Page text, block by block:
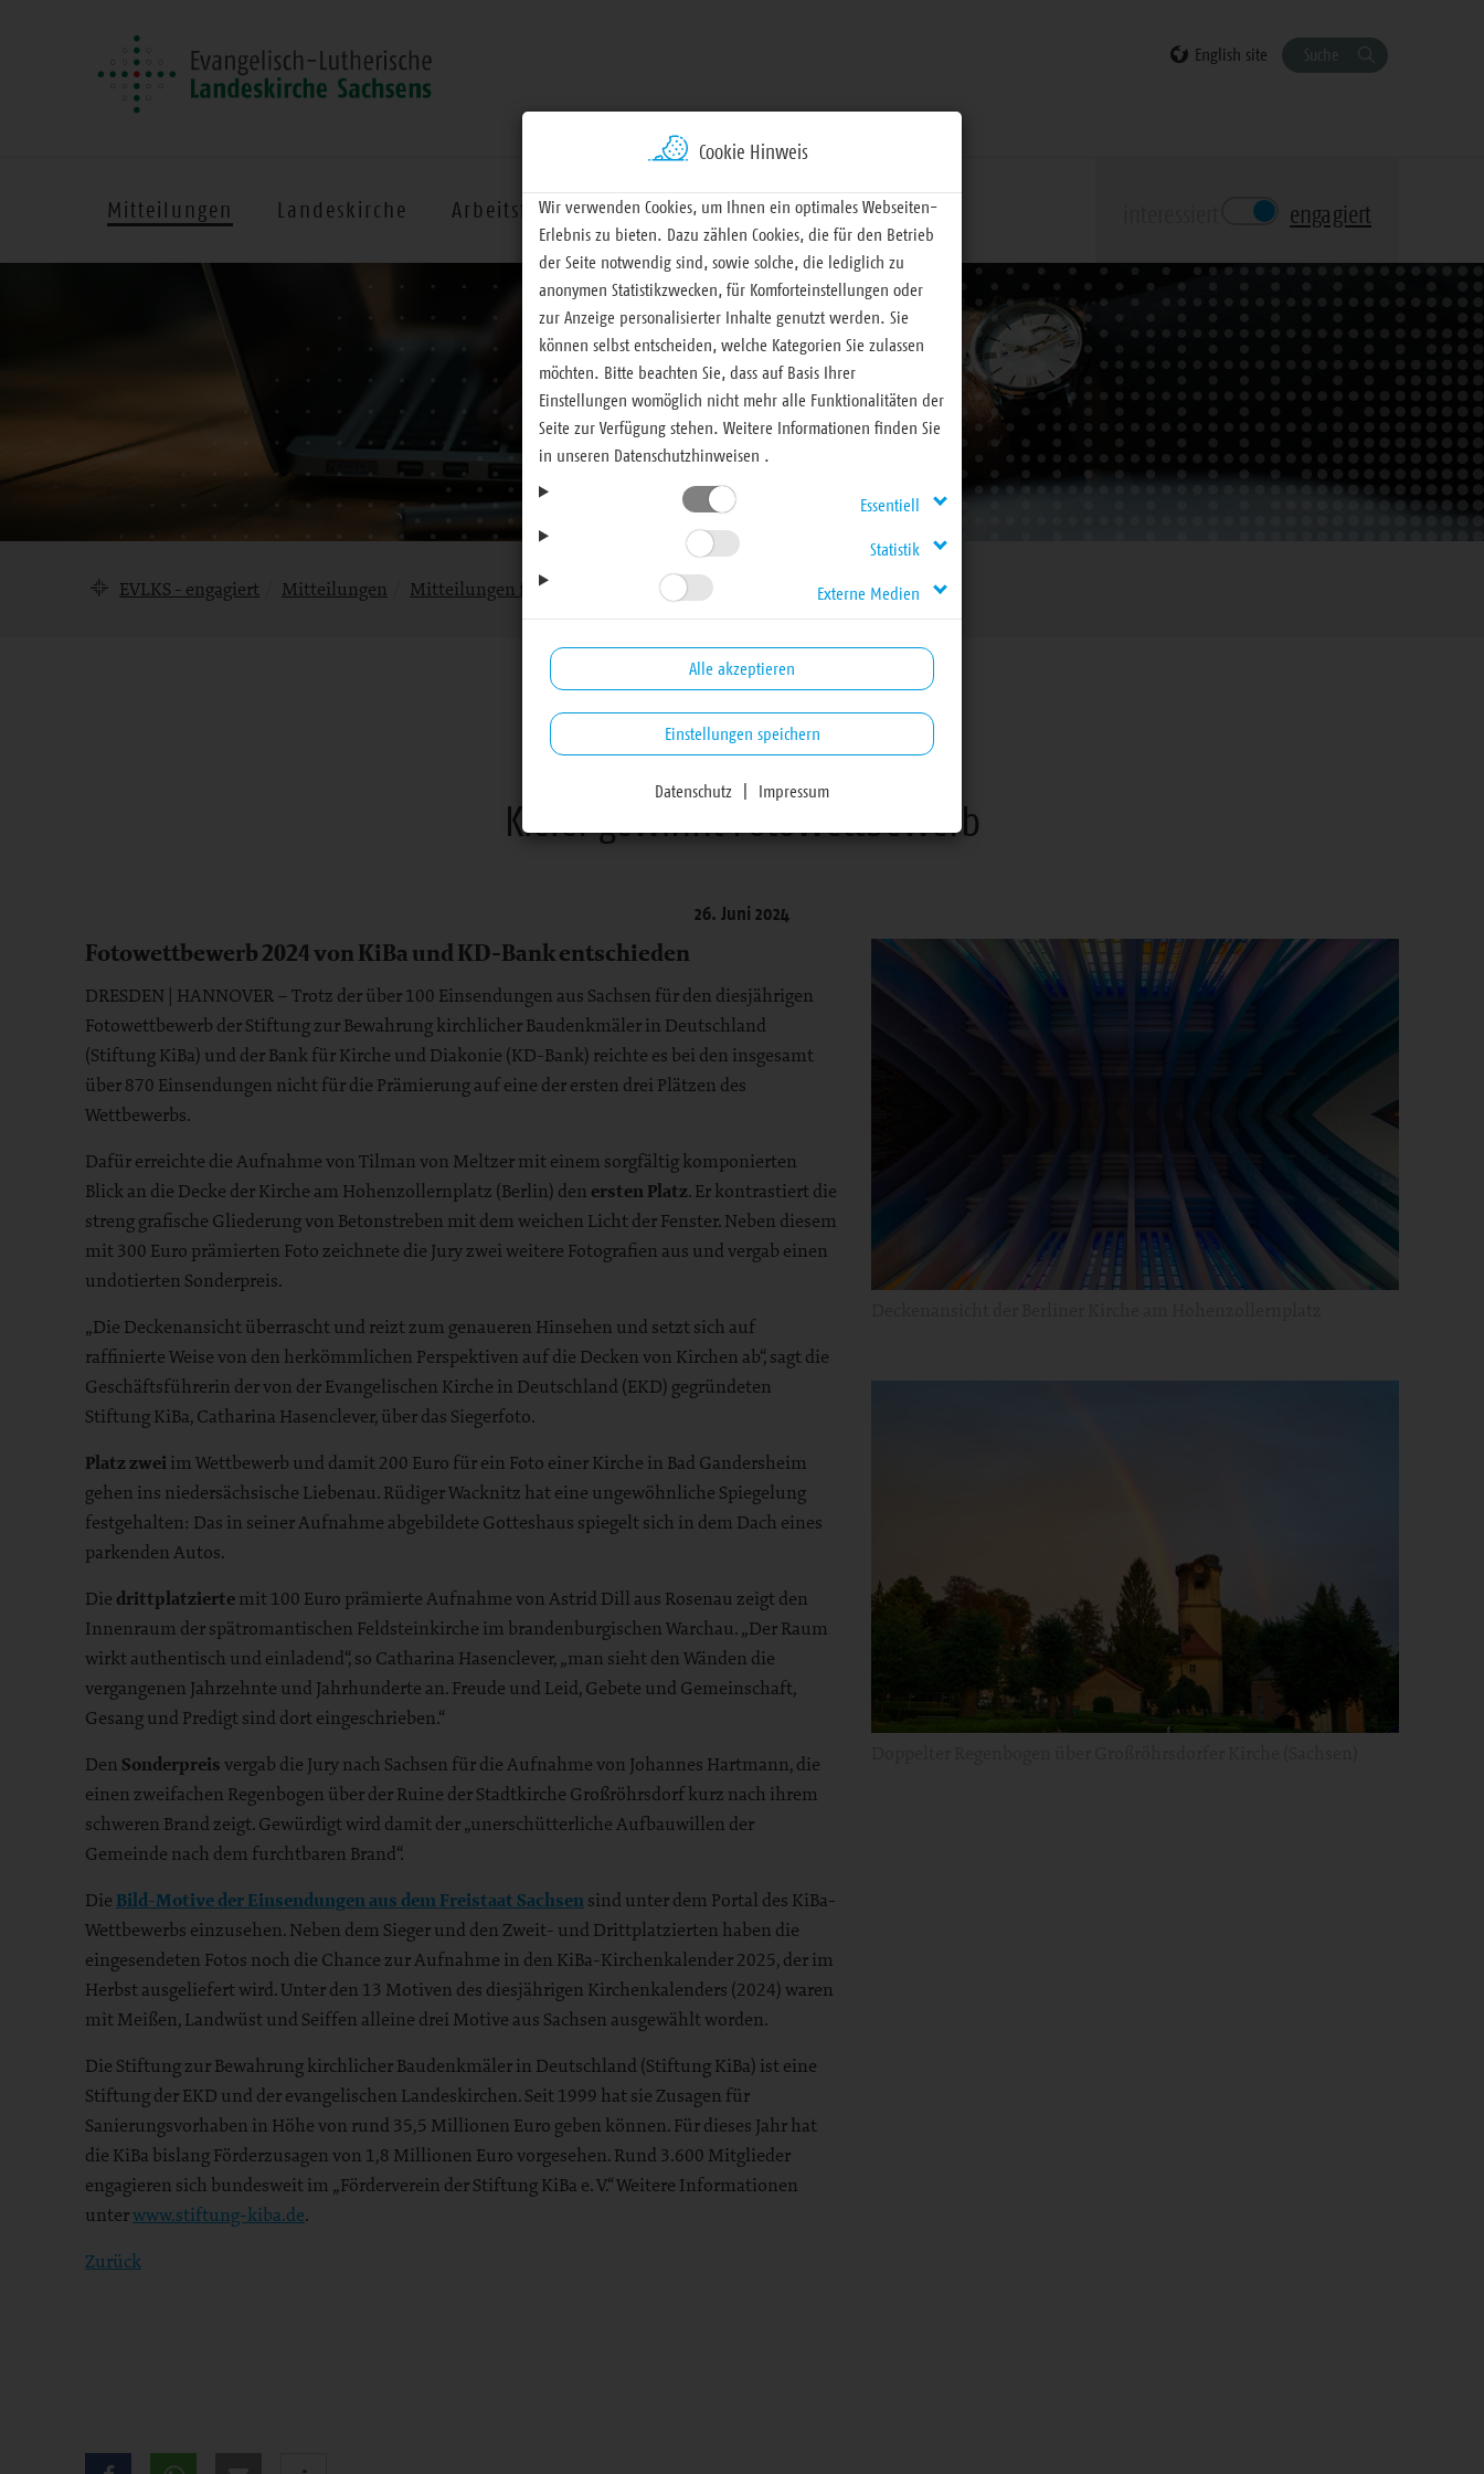
English site Suche
Mitteilungen Landeskirche Arbeitsfelder Termine Materialien engagiert
EVLKS - engagiert Mitteilungen Mitteilungen für Haupt- und Ehrenamtliche
Mitteilungen für Haupt- und Ehrenamtliche
Kieler gewinnt Fotowettbewerb
26. Juni 2024
Fotowettbewerb 2024 von KiBa und KD-Bank entschieden
DRESDEN | HANNOVER – Trotz der über 100 Einsendungen aus Sachsen für den diesjährigen
Fotowettbewerb der Stiftung zur Bewahrung kirchlicher Baudenkmäler in Deutschland
(Stiftung KiBa) und der Bank für Kirche und Diakonie (KD-Bank) reichte es bei den insgesamt
über 870 Einsendungen nicht für die Prämierung auf eine der ersten drei Plätzen des
Wettbewerbs.
Dafür erreichte die Aufnahme von Tilman von Meltzer mit einem sorgfältig komponierten
Blick an die Decke der Kirche am Hohenzollernplatz (Berlin) den ersten Platz. Er kontrastiert die
streng grafische Gliederung von Betonstreben mit dem weichen Licht der Fenster. Neben diesem
mit 300 Euro prämierten Foto zeichnete die Jury zwei weitere Fotografien aus und vergab einen
undotierten Sonderpreis.
„Die Deckenansicht überrascht und reizt zum genaueren Hinsehen und setzt sich auf
raffinierte Weise von den herkömmlichen Perspektiven auf die Decken von Kirchen ab“, sagt die
Geschäftsführerin der von der Evangelischen Kirche in Deutschland (EKD) gegründeten
Stiftung KiBa, Catharina Hasenclever, über das Siegerfoto.
Platz zweiim Wettbewerb und damit 200 Euro für ein Foto einer Kirche in Bad Gandersheim
gehen ins niedersächsische Liebenau. Rüdiger Wacknitz hat eine ungewöhnliche Spiegelung
festgehalten: Das in seiner Aufnahme abgebildete Gotteshaus spiegelt sich in dem Dach eines
parkenden Autos.
Die drittplatziertemit 100 Euro prämierte Aufnahme von Astrid Dill aus Rosenau zeigt den
Innenraum der spätromantischen Feldsteinkirche im brandenburgischen Warchau. „Der Raum
wirkt authentisch und einladend“, so Catharina Hasenclever, „man sieht den Wänden die
vergangenen Jahrzehnte und Jahrhunderte an. Freude und Leid, Gebete und Gemeinschaft,
Gesang und Predigt sind dort eingeschrieben.“
Den Sonderpreisvergab die Jury nach Sachsen für die Aufnahme von Johannes Hartmann, die
einen zweifachen Regenbogen über der Ruine der Stadtkirche Großröhrsdorf kurz nach ihrem
schweren Brand zeigt. Gewürdigt wird damit der „unerschütterliche Aufbauwillen der
Gemeinde nach dem furchtbaren Brand“.
Die Bild-Motive der Einsendungen aus dem Freistaat Sachsensind unter dem Portal des KiBa-
Wettbewerbs einzusehen. Neben dem Sieger und den Zweit- und Drittplatzierten haben die
eingesendeten Fotos noch die Chance zur Aufnahme in den KiBa-Kirchenkalender 2025, der im
Herbst ausgeliefert wird. Unter den 13 Motiven des diesjährigen Kirchenkalenders (2024) waren
mit Meißen, Landwüst und Seiffen alleine drei Motive aus Sachsen ausgewählt worden.
Die Stiftung zur Bewahrung kirchlicher Baudenkmäler in Deutschland (Stiftung KiBa) ist eine
Stiftung der EKD und der evangelischen Landeskirchen. Seit 1999 hat sie Zusagen für
Sanierungsvorhaben in Höhe von rund 35,5 Millionen Euro geben können. Für dieses Jahr hat
die KiBa bislang Förderzusagen von 1,8 Millionen Euro vorgesehen. Rund 3.600 Mitglieder
engagieren sich bundesweit im „Förderverein der Stiftung KiBa e. V.“ Weitere Informationen
unterwww.stiftung-kiba.de.
Zurück
Cookie Hinweis
Wir verwenden Cookies, um Ihnen ein optimales Webseiten-
Erlebnis zu bieten. Dazu zählen Cookies, die für den Betrieb
der Seite notwendig sind, sowie solche, die lediglich zu
anonymen Statistikzwecken, für Komforteinstellungen oder
zur Anzeige personalisierter Inhalte genutzt werden. Sie
können selbst entscheiden, welche Kategorien Sie zulassen
möchten. Bitte beachten Sie, dass auf Basis Ihrer
Einstellungen womöglich nicht mehr alle Funktionalitäten der
Seite zur Verfügung stehen. Weitere Informationen finden Sie
in unseren Datenschutzhinweisen .
Essentiell
Statistik
Externe Medien
Alle akzeptieren
Einstellungen speichern
Datenschutz Impressum